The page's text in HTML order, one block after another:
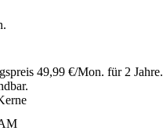
49,99 €/Mon. für 2 Jahre.